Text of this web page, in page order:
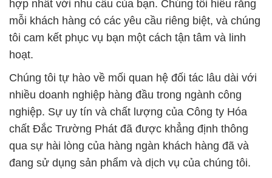
hợp nhất với nhu cầu của bạn. Chúng tôi hiểu rằng
mỗi khách hàng có các yêu cầu riêng biệt, và chúng
tôi cam kết phục vụ bạn một cách tận tâm và linh
hoạt.
Chúng tôi tự hào về mối quan hệ đối tác lâu dài với
nhiều doanh nghiệp hàng đầu trong ngành công
nghiệp. Sự uy tín và chất lượng của Công ty Hóa
chất Đắc Trường Phát đã được khẳng định thông
qua sự hài lòng của hàng ngàn khách hàng đã và
đang sử dụng sản phẩm và dịch vụ của chúng tôi.